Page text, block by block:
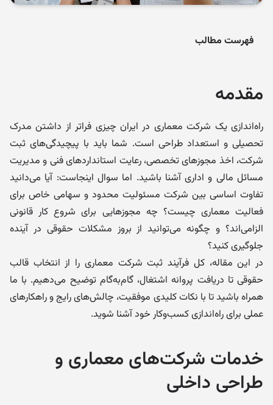
فهرست مطالب
مقدمه
راه‌اندازی یک شرکت معماری در ایران چیزی فراتر از داشتن مدرک
تحصیلی و استعداد طراحی است. شما باید با پیچیدگی‌های ثبت
شرکت، اخذ مجوزهای تخصصی، رعایت استانداردهای فنی و مدیریت
مسائل مالی و اداری آشنا باشید. اما سوال اینجاست: آیا می‌دانید
تفاوت اساسی بین شرکت مسئولیت محدود و سهامی خاص برای
فعالیت معماری چیست؟ چه مجوزهایی برای شروع کار قانونی
الزامی‌اند؟ و چگونه می‌توانید از بروز مشکلات حقوقی در آینده
جلوگیری کنید؟
در این مقاله، کل فرآیند ثبت شرکت معماری را از انتخاب قالب
حقوقی تا دریافت پروانه اشتغال، گام‌به‌گام توضیح می‌دهیم. با ما
همراه باشید تا با نکات کلیدی موفقیت، چالش‌های رایج و راهکارهای
عملی برای راه‌اندازی کسب‌وکار خود آشنا شوید.
خدمات شرکت‌های معماری و
طراحی داخلی